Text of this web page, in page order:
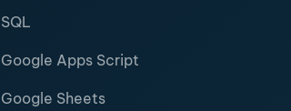
SQL
Google Apps Script
Google Sheets